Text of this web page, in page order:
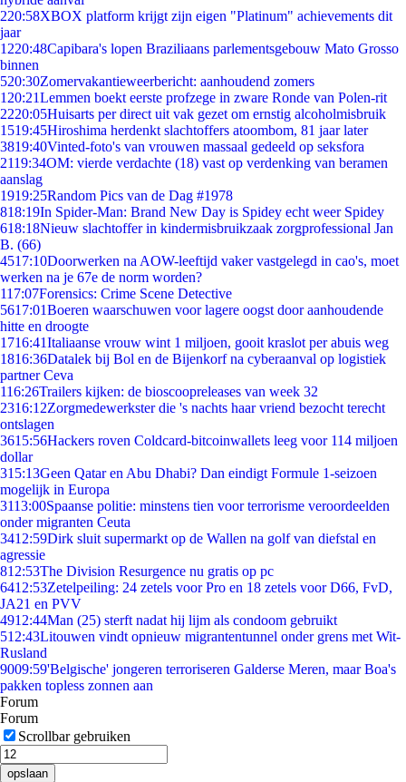
220:58XBOX platform krijgt zijn eigen "Platinum" achievements dit
jaar
1220:48Capibara's lopen Braziliaans parlementsgebouw Mato Grosso
binnen
520:30Zomervakantieweerbericht: aanhoudend zomers
1 20:21Lemmen boekt eerste profzege in zware Ronde van Polen-rit
2220:05Huisarts per direct uit vak gezet om ernstig alcoholmisbruik
1519:45Hiroshima herdenkt slachtoffers atoombom, 81 jaar later
3819:40Vinted-foto's van vrouwen massaal gedeeld op seksfora
2119:34OM: vierde verdachte (18) vast op verdenking van beramen
aanslag
1919:25Random Pics van de Dag #1978
818:19In Spider-Man: Brand New Day is Spidey echt weer Spidey
618:18Nieuw slachtoffer in kindermisbruikzaak zorgprofessional Jan
B. (66)
4517:10Doorwerken na AOW-leeftijd vaker vastgelegd in cao's, moet
werken na je 67e de norm worden?
117:07Forensics: Crime Scene Detective
5617:01Boeren waarschuwen voor lagere oogst door aanhoudende
hitte en droogte
1716:41Italiaanse vrouw wint 1 miljoen, gooit kraslot per abuis weg
1816:36Datalek bij Bol en de Bijenkorf na cyberaanval op logistiek
partner Ceva
116:26Trailers kijken: de bioscoopreleases van week 32
2316:12Zorgmedewerkster die 's nachts haar vriend bezocht terecht
ontslagen
3615:56Hackers roven Coldcard-bitcoinwallets leeg voor 114 miljoen
dollar
315:13Geen Qatar en Abu Dhabi? Dan eindigt Formule 1-seizoen
mogelijk in Europa
3113:00Spaanse politie: minstens tien voor terrorisme veroordeelden
onder migranten Ceuta
3412:59Dirk sluit supermarkt op de Wallen na golf van diefstal en
agressie
812:53The Division Resurgence nu gratis op pc
6412:53Zetelpeiling: 24 zetels voor Pro en 18 zetels voor D66, FvD,
JA21 en PVV
4912:44Man (25) sterft nadat hij lijm als condoom gebruikt
512:43Litouwen vindt opnieuw migrantentunnel onder grens met Wit-
Rusland
9009:59'Belgische' jongeren terroriseren Galderse Meren, maar Boa's
pakken topless zonnen aan
Forum
Forum
Scrollbar gebruiken
opslaan